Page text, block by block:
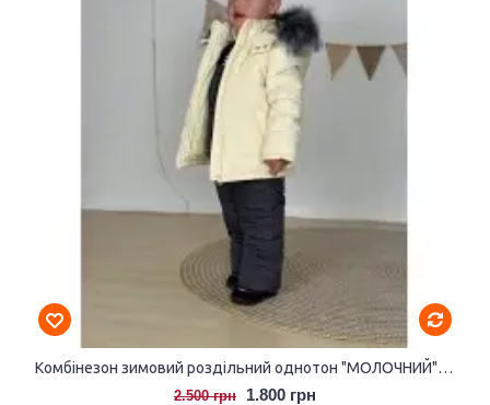
Комбінезон зимовий роздільний однотон "МОЛОЧНИЙ" розмір 104-110
2.500 грн 1.800 грн